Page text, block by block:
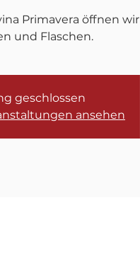
Primavera öffnen wir
und Flaschen.
geschlossen
ansehen